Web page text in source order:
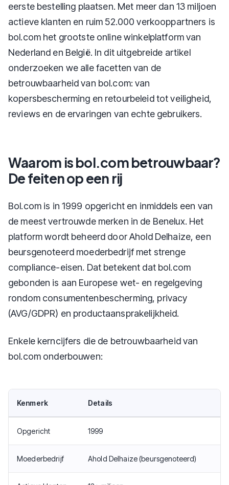
eerste bestelling plaatsen. Met meer dan 13 miljoen
actieve klanten en ruim 52.000 verkooppartners is
bol.com het grootste online winkelplatform van
Nederland en België. In dit uitgebreide artikel
onderzoeken we alle facetten van de
betrouwbaarheid van bol.com: van
kopersbescherming en retourbeleid tot veiligheid,
reviews en de ervaringen van echte gebruikers.
Waarom is bol.com betrouwbaar?
De feiten op een rij
Bol.com is in 1999 opgericht en inmiddels een van
de meest vertrouwde merken in de Benelux. Het
platform wordt beheerd door Ahold Delhaize, een
beursgenoteerd moederbedrijf met strenge
compliance-eisen. Dat betekent dat bol.com
gebonden is aan Europese wet- en regelgeving
rondom consumentenbescherming, privacy
(AVG/GDPR) en productaansprakelijkheid.
Enkele kerncijfers die de betrouwbaarheid van
bol.com onderbouwen:
Kenmerk Details
Opgericht 1999
Moederbedrijf Ahold Delhaize (beursgenoteerd)